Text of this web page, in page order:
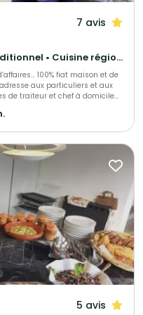
7 avis
Gastronomique • Français Traditionnel • Cuisine régionale
100% fiat maison et de
de traiteur et chef à domicile
(boulangerie « Paul ») le
et des vins sélectionnés par
5 avis